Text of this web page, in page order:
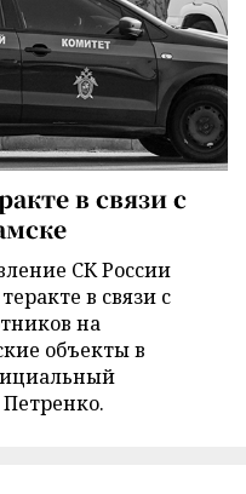
в связи с
СК России
в связи с
на
объекты в